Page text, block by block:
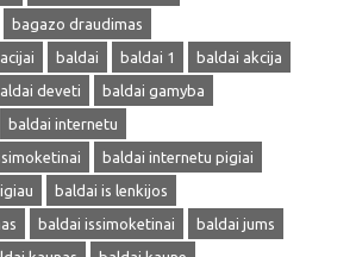
bagazo draudimas
baldai baldai 1
baldai akcija
deveti
baldai gamyba
baldai internetu
baldai internetu pigiai
baldai is lenkijos
baldai issimoketinai
baldai jums